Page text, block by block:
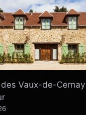
Vaux-de-Cernay |